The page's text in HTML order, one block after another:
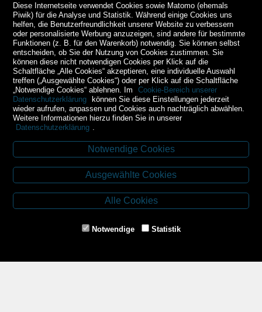
Kontakt
Budweiser Str. 3
3943 Schrems
Tel.: 02853/77239
E-Mail: schrems@spazierer.at
Diese Internetseite verwendet Cookies sowie Matomo (ehemals
Piwik) für die Analyse und Statistik. Während einige Cookies uns
helfen, die Benutzerfreundlichkeit unserer Website zu verbessern
oder personalisierte Werbung anzuzeigen, sind andere für bestimmte
Funktionen (z. B. für den Warenkorb) notwendig. Sie können selbst
entscheiden, ob Sie der Nutzung von Cookies zustimmen. Sie
können diese nicht notwendigen Cookies per Klick auf die
Schaltfläche „Alle Cookies“ akzeptieren, eine individuelle Auswahl
treffen („Ausgewählte Cookies“) oder per Klick auf die Schaltfläche
„Notwendige Cookies“ ablehnen. Im
Cookie-Bereich unserer
Datenschutzerklärung können Sie diese Einstellungen jederzeit
wieder aufrufen, anpassen und Cookies auch nachträglich abwählen.
Weitere Informationen hierzu finden Sie in unserer
Datenschutzerklärung
Notwendige Cookies
Ausgewählte Cookies
Alle Cookies
Notwendige Statistik